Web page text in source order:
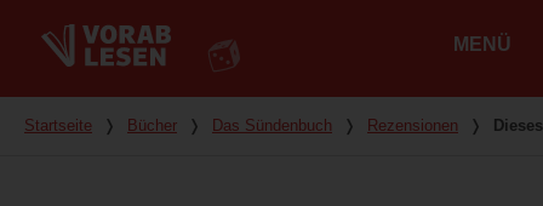
MENÜ
Du bist hier
Startseite ❭ Bücher ❭ Das Sündenbuch ❭ Rezensionen ❭